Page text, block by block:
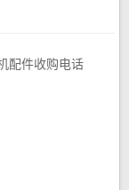
配件收购电话